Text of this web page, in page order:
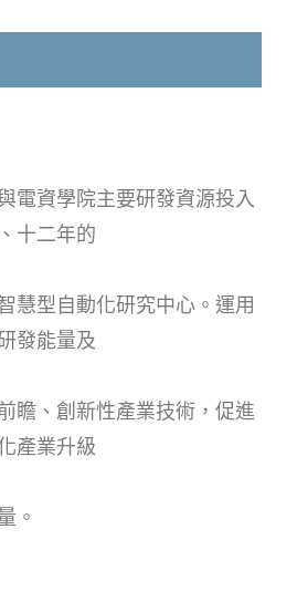
電資學院主要研發資源投入
十二年的
慧型自動化研究中心。運用
發能量及
瞻、創新性產業技術，促進
產業升級
。